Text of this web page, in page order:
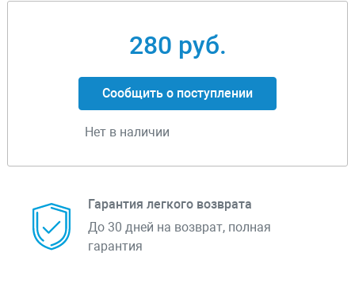
280 руб.
Сообщить о поступлении
Нет в наличии
Гарантия легкого возврата
До 30 дней на возврат, полная
гарантия